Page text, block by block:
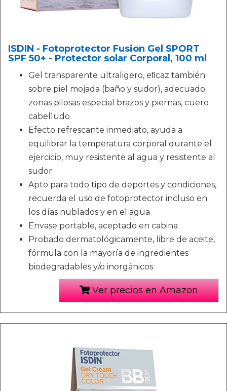
ISDIN - Fotoprotector Fusion Gel SPORT
SPF 50+ - Protector solar Corporal, 100 ml
Gel transparente ultraligero, eﬁcaz también
sobre piel mojada (baño y sudor), adecuado
zonas pilosas especial brazos y piernas, cuero
cabelludo
Efecto refrescante inmediato, ayuda a
equilibrar la temperatura corporal durante el
ejercicio, muy resistente al agua y resistente al
sudor
Apto para todo tipo de deportes y condiciones,
recuerda el uso de fotoprotector incluso en
los días nublados y en el agua
Envase portable, aceptado en cabina
Probado dermatológicamente, libre de aceite,
fórmula con la mayoría de ingredientes
biodegradables y/o inorgánicos
Ver precios en Amazon